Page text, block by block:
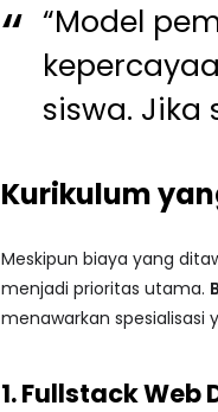
“Model
siswa. Jika
Kurikulum
Meskipun biaya yang
menjadi prioritas utama.
menawarkan spesialisasi
1. Fullstack Web